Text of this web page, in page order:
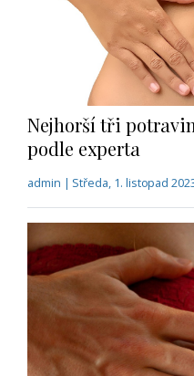
Nejhorší tři
podle experta
admin | Středa, 1. listopad